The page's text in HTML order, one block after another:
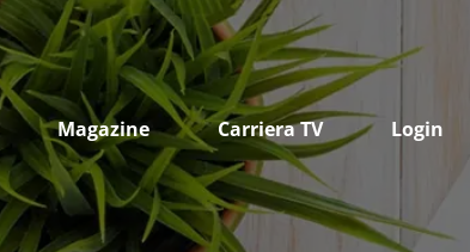
Magazine Carriera TV Login